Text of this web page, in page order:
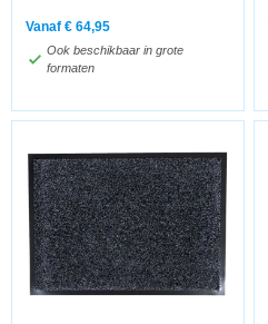
Vanaf € 64,95
Ook beschikbaar in grote
formaten